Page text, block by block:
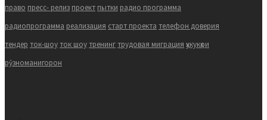
право пресс- релиз проект пытки радио программа
радиопрограмма реализация старт проекта телефон доверия
тендер ток-шоуток шоутренингтрудовая миграция ҳукукҳои
рӯзноманигорон